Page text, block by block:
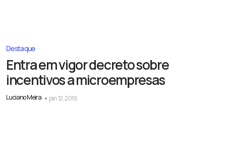
Destaque
Entra em vigor decreto sobre
incentivos a microempresas
Luciano Meira jan 12, 2016